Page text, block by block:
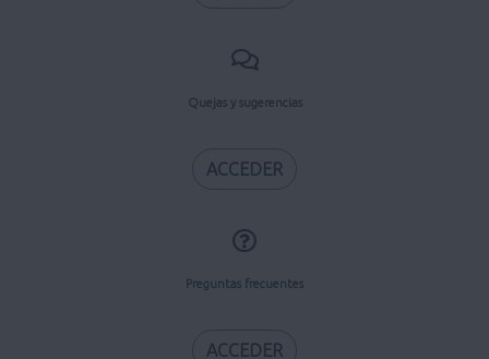
Quejas y sugerencias
ACCEDER
Preguntas frecuentes
ACCEDER